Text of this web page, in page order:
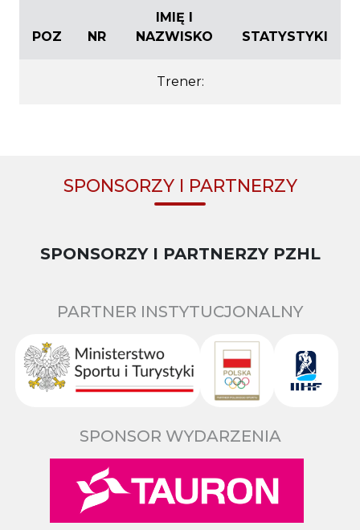
POZ NR
IMIĘ I
NAZWISKO
STATYSTYKI
Trener:
SPONSORZY I PARTNERZY
SPONSORZY I PARTNERZY PZHL
PARTNER INSTYTUCJONALNY
SPONSOR WYDARZENIA